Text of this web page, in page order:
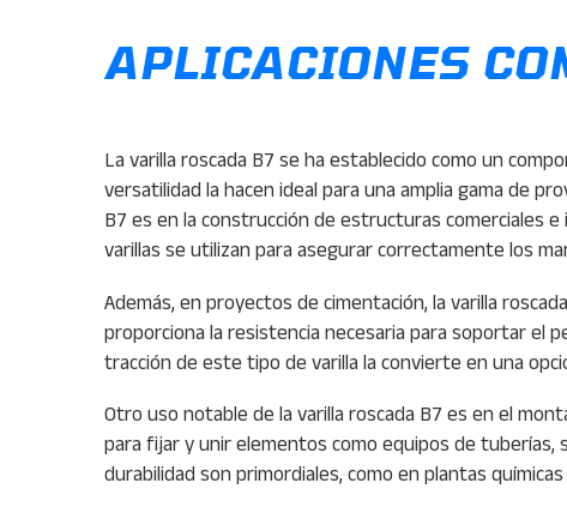
APLICACIONES
La varilla roscada B7 se ha establecido como un
versatilidad la hacen ideal para una amplia gama de
B7 es en la construcción de estructuras comerciales
varillas se utilizan para asegurar correctamente los
Además, en proyectos de cimentación, la varilla
proporciona la resistencia necesaria para soportar el
tracción de este tipo de varilla la convierte en una
Otro uso notable de la varilla roscada B7 es en el
para fijar y unir elementos como equipos de
durabilidad son primordiales, como en plantas